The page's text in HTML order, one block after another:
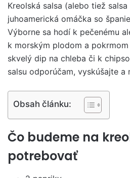
Kreolská salsa (alebo tiež
juhoamerická omáčka so
Výborne sa hodí k pečenému
k morským plodom a
skvelý dip na chleba či k
salsu odporúčam, vyskúšajte a
Obsah článku:
Čo budeme na
potrebovať